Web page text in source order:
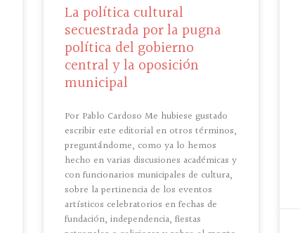
La política cultural
secuestrada por la pugna
política del gobierno
central y la oposición
municipal
Por Pablo Cardoso Me hubiese gustado
escribir este editorial en otros términos,
preguntándome, como ya lo hemos
hecho en varias discusiones académicas y
con funcionarios municipales de cultura,
sobre la pertinencia de los eventos
artísticos celebratorios en fechas de
fundación, independencia, fiestas